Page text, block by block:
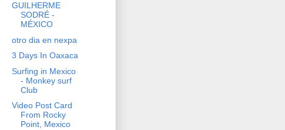
GUILHERME
SODRÉ -
MÉXICO
otro dia en nexpa
3 Days In Oaxaca
Surfing in Mexico
- Monkey surf
Club
Video Post Card
From Rocky
Point, Mexico